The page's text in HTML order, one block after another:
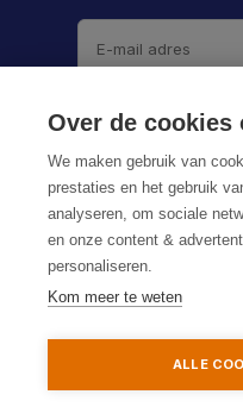
Privacy Policy
Over de cookies
We maken gebruik van
prestaties en het gebruik
analyseren, om sociale
en onze content &
personaliseren.
Kom meer te weten
ALLE